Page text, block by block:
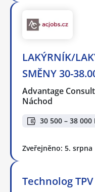
LAKÝRNÍK/
SMĚNY 30-
Advantage
Náchod
30 500 – 38 000
Zveřejněno: 5. srpna
Technolog TPV